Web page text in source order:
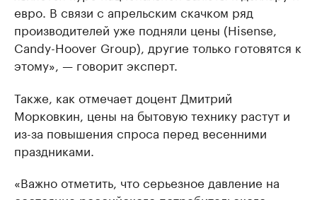
евро. В связи с апрельским скачком ряд
производителей уже подняли цены (Hisense,
Candy-Hoover Group), другие только готовятся к
этому», — говорит эксперт.
Также, как отмечает доцент Дмитрий
Морковкин, цены на бытовую технику растут и
из-за повышения спроса перед весенними
праздниками.
«Важно отметить, что серьезное давление на